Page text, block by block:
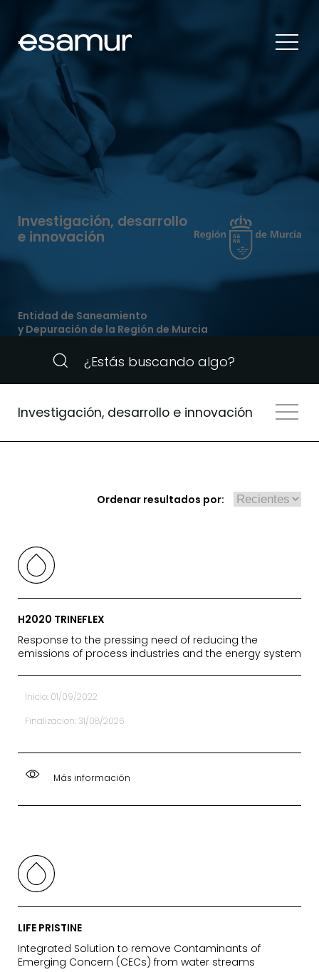
Investigación, desarrollo
e innovación
Entidad de Saneamiento
y Depuración de la Región de Murcia
Investigación, desarrollo e innovación
Ordenar resultados por:
H2020 TRINEFLEX
Response to the pressing need of reducing the
emissions of process industries and the energy system
Inicio: 01/09/2022
Finalizacion: 31/08/2026
Más información
LIFE PRISTINE
Integrated Solution to remove Contaminants of
Emerging Concern (CECs) from water streams